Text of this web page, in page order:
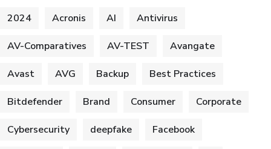
2024 Acronis AI Antivirus
AV-Comparatives AV-TEST Avangate
Avast AVG Backup Best Practices
Bitdefender Brand Consumer Corporate
Cybersecurity deepfake Facebook